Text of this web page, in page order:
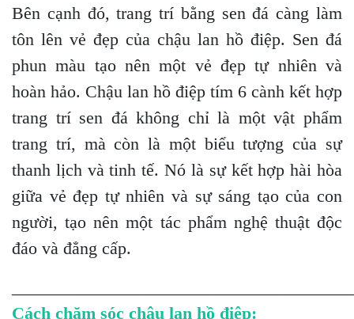
Bên cạnh đó, trang trí bằng sen đá càng làm
tôn lên vẻ đẹp của chậu lan hồ điệp. Sen đá
phun màu tạo nên một vẻ đẹp tự nhiên và
hoàn hảo. Chậu lan hồ điệp tím 6 cành kết hợp
trang trí sen đá không chỉ là một vật phẩm
trang trí, mà còn là một biểu tượng của sự
thanh lịch và tinh tế. Nó là sự kết hợp hài hòa
giữa vẻ đẹp tự nhiên và sự sáng tạo của con
người, tạo nên một tác phẩm nghệ thuật độc
đáo và đẳng cấp.
Cách chăm sóc chậu lan hồ điệp: